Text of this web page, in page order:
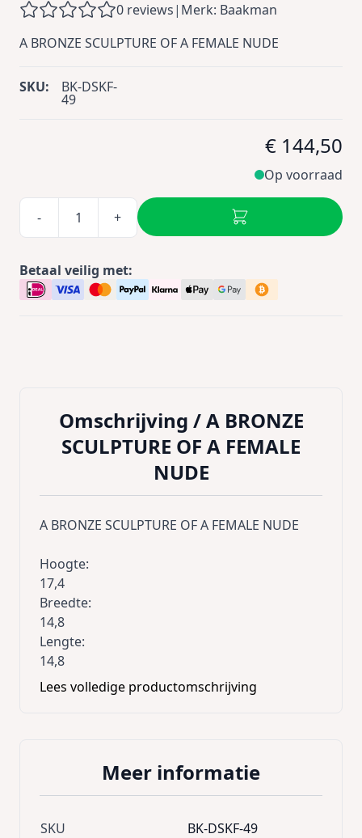
0 reviews| Merk: Baakman
A BRONZE SCULPTURE OF A FEMALE NUDE
SKU: BK-DSKF-
49
€ 144,50
Op voorraad
- +
Betaal veilig met:
Omschrijving /A BRONZE
SCULPTURE OF A FEMALE
NUDE
A BRONZE SCULPTURE OF A FEMALE NUDE
Hoogte:
17,4
Breedte:
14,8
Lengte:
14,8
Lees volledige productomschrijving
Meer informatie
SKU
BK-DSKF-49